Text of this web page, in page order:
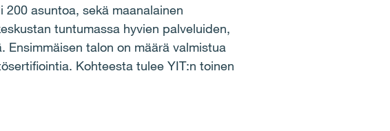
asuntoa, sekä maanalainen
tuntumassa hyvien palveluiden,
Ensimmäisen talon on määrä valmistua
Kohteesta tulee YIT:n toinen